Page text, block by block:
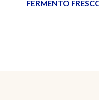
FERMENTO